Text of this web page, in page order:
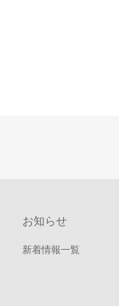
お知らせ
新着情報一覧